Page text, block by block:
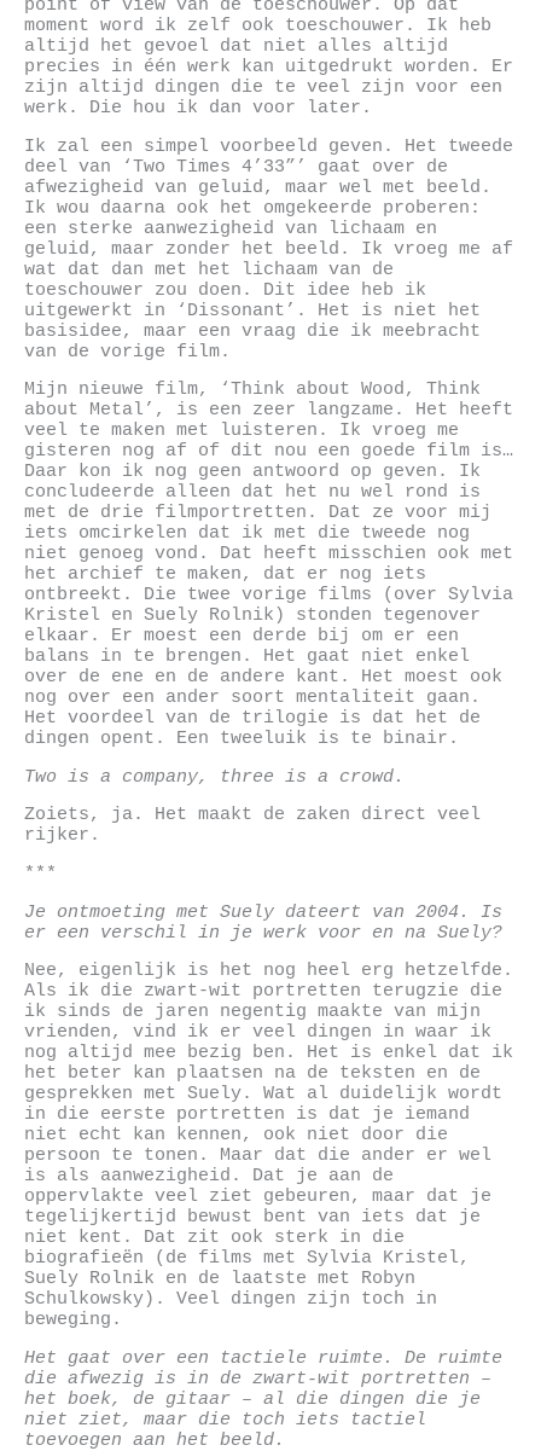
point of view van de toeschouwer. Op dat
moment word ik zelf ook toeschouwer. Ik heb
altijd het gevoel dat niet alles altijd
precies in één werk kan uitgedrukt worden. Er
zijn altijd dingen die te veel zijn voor een
werk. Die hou ik dan voor later.
Ik zal een simpel voorbeeld geven. Het tweede
deel van ‘Two Times 4’33”’ gaat over de
afwezigheid van geluid, maar wel met beeld.
Ik wou daarna ook het omgekeerde proberen:
een sterke aanwezigheid van lichaam en
geluid, maar zonder het beeld. Ik vroeg me af
wat dat dan met het lichaam van de
toeschouwer zou doen. Dit idee heb ik
uitgewerkt in ‘Dissonant’. Het is niet het
basisidee, maar een vraag die ik meebracht
van de vorige film.
Mijn nieuwe film, ‘Think about Wood, Think
about Metal’, is een zeer langzame. Het heeft
veel te maken met luisteren. Ik vroeg me
gisteren nog af of dit nou een goede film is…
Daar kon ik nog geen antwoord op geven. Ik
concludeerde alleen dat het nu wel rond is
met de drie filmportretten. Dat ze voor mij
iets omcirkelen dat ik met die tweede nog
niet genoeg vond. Dat heeft misschien ook met
het archief te maken, dat er nog iets
ontbreekt. Die twee vorige films (over Sylvia
Kristel en Suely Rolnik) stonden tegenover
elkaar. Er moest een derde bij om er een
balans in te brengen. Het gaat niet enkel
over de ene en de andere kant. Het moest ook
nog over een ander soort mentaliteit gaan.
Het voordeel van de trilogie is dat het de
dingen opent. Een tweeluik is te binair.
Two is a company, three is a crowd.
Zoiets, ja. Het maakt de zaken direct veel
rijker.
***
Je ontmoeting met Suely dateert van 2004. Is
er een verschil in je werk voor en na Suely?
Nee, eigenlijk is het nog heel erg hetzelfde.
Als ik die zwart-wit portretten terugzie die
ik sinds de jaren negentig maakte van mijn
vrienden, vind ik er veel dingen in waar ik
nog altijd mee bezig ben. Het is enkel dat ik
het beter kan plaatsen na de teksten en de
gesprekken met Suely. Wat al duidelijk wordt
in die eerste portretten is dat je iemand
niet echt kan kennen, ook niet door die
persoon te tonen. Maar dat die ander er wel
is als aanwezigheid. Dat je aan de
oppervlakte veel ziet gebeuren, maar dat je
tegelijkertijd bewust bent van iets dat je
niet kent. Dat zit ook sterk in die
biografieën (de films met Sylvia Kristel,
Suely Rolnik en de laatste met Robyn
Schulkowsky). Veel dingen zijn toch in
beweging.
Het gaat over een tactiele ruimte. De ruimte
die afwezig is in de zwart-wit portretten –
het boek, de gitaar – al die dingen die je
niet ziet, maar die toch iets tactiel
toevoegen aan het beeld.